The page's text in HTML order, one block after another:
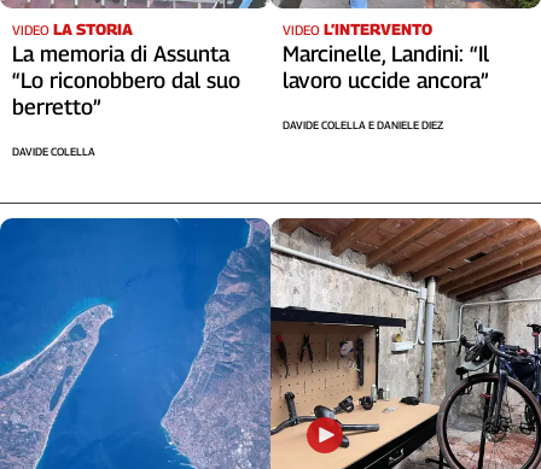
Piemonte
Sardegna
Sicilia
Umbria
Archivio
Storico
1955-
2014
VIDEO LA STORIA
La memoria di Assunta
“Lo riconobbero dal suo
berretto”
DAVIDE COLELLA
VIDEO L’INTERVENTO
Marcinelle, Landini: “Il
lavoro uccide ancora”
DAVIDE COLELLA E DANIELE DIEZ